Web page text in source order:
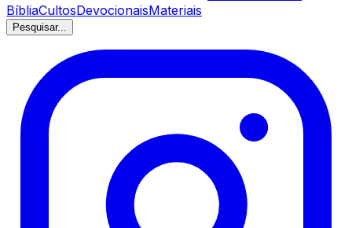
BíbliaCultosDevocionaisMateriais
Pesquisar...